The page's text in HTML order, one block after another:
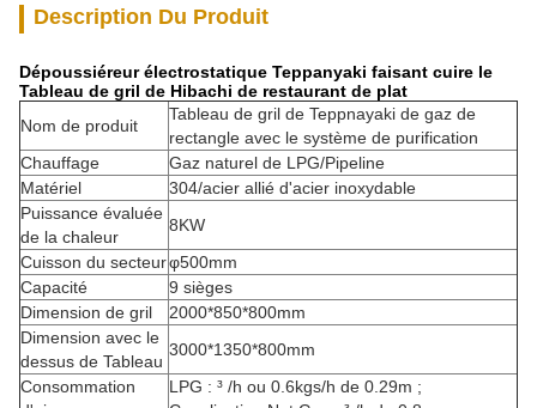
Description Du Produit
Dépoussiéreur électrostatique Teppanyaki faisant cuire le
Tableau de gril de Hibachi de restaurant de plat
Nom de produit
Tableau de gril de Teppnayaki de gaz de
rectangle avec le système de purification
Chauffage
Gaz naturel de LPG/Pipeline
Matériel
304/acier allié d'acier inoxydable
Puissance évaluée
de la chaleur
8KW
Cuisson du secteurφ500mm
Capacité
9 sièges
Dimension de gril
2000*850*800mm
Dimension avec le
dessus de Tableau
3000*1350*800mm
Consommation
LPG : ³ /h ou 0.6kgs/h de 0.29m ;